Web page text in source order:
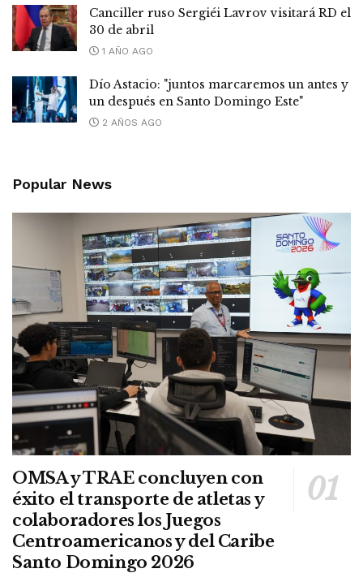
Canciller ruso Sergiéi Lavrov visitará RD el
30 de abril
1 AÑO AGO
Dío Astacio: "juntos marcaremos un antes y
un después en Santo Domingo Este"
2 AÑOS AGO
Popular News
OMSA y TRAE concluyen con
éxito el transporte de atletas y
colaboradores los Juegos
Centroamericanos y del Caribe
Santo Domingo 2026